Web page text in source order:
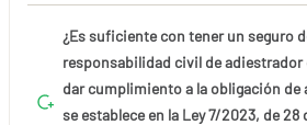
¿Es suficiente con tener un seguro
responsabilidad civil de adiestrador
dar cumplimiento a la obligación de
se establece en la Ley 7/2023, de 28